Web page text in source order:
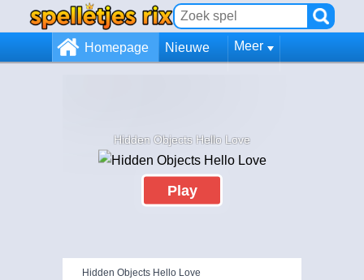
Homepage Nieuwe Meer
Hidden Objects Hello Love
Play
Hidden Objects Hello Love